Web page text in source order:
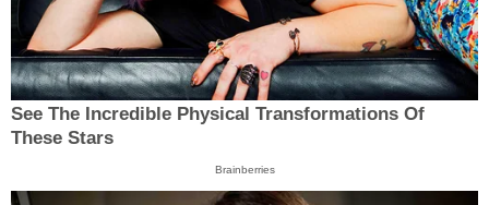
See The Incredible Physical Transformations Of
These Stars
Brainberries